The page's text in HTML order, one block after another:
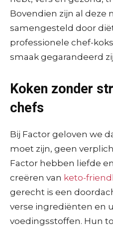
Bovendien zijn al deze
samengesteld door
professionele chef-
smaak gegarandeerd
Koken zonder
chefs
Bij Factor geloven we
moet zijn, geen
Factor hebben liefde
creëren van keto-
gerecht is een
verse ingrediënten en
voedingsstoffen. Hun